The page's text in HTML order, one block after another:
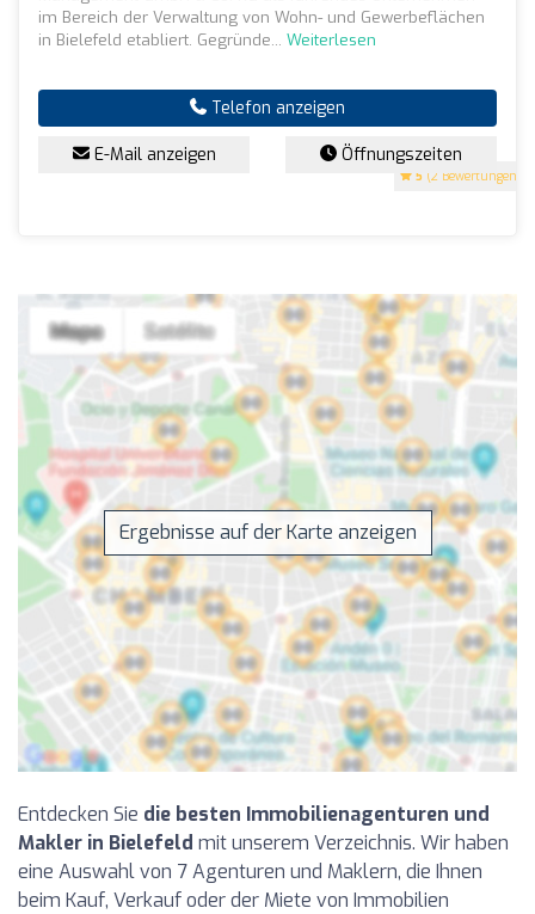
5 (2 Bewertungen)
im Bereich der Verwaltung von Wohn- und Gewerbeflächen
in Bielefeld etabliert. Gegründe... Weiterlesen
Telefon anzeigen
E-Mail anzeigen Öffnungszeiten
Ergebnisse auf der Karte anzeigen
Entdecken Sie die besten Immobilienagenturen und
Makler in Bielefeld mit unserem Verzeichnis. Wir haben
eine Auswahl von 7 Agenturen und Maklern, die Ihnen
beim Kauf, Verkauf oder der Miete von Immobilien